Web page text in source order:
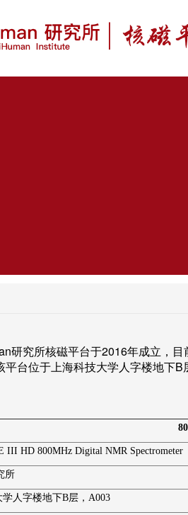
研究所核磁平台于2016年成立，目
平台位于上海科技大学人字楼地下B
III HD 800MHz Digital NMR Spectrometer
所
学人字楼地下B层， A003